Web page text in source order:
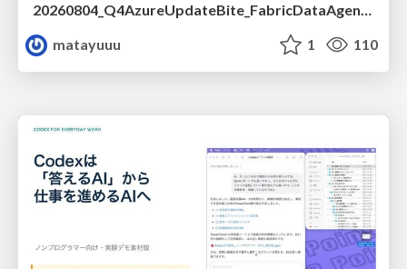
20260804_Q4AzureUpdateBite_FabricDataAgentの精度を高める設計.pdf
matayuuu
1 110